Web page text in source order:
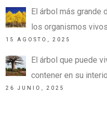
El árbol más grande
los organismos
15 AGOSTO, 2025
El árbol que puede
contener en su
26 JUNIO, 2025